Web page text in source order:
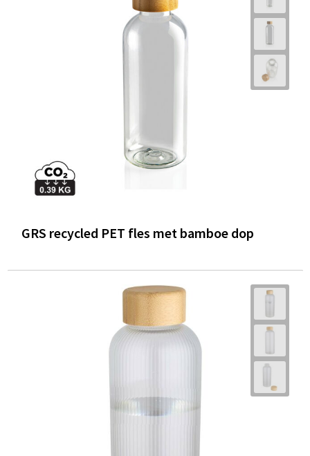
GRS recycled PET fles met bamboe dop